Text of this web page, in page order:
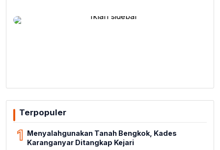
Terpopuler
1 Menyalahgunakan Tanah Bengkok, Kades
Karanganyar Ditangkap Kejari